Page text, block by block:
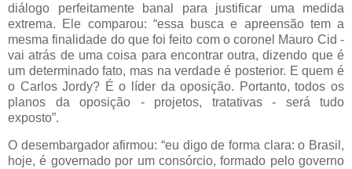
diálogo perfeitamente banal para justificar uma medida
extrema. Ele comparou: “essa busca e apreensão tem a
mesma finalidade do que foi feito com o coronel Mauro Cid -
vai atrás de uma coisa para encontrar outra, dizendo que é
um determinado fato, mas na verdade é posterior. E quem é
o Carlos Jordy? É o líder da oposição. Portanto, todos os
planos da oposição - projetos, tratativas - será tudo
exposto”.
O desembargador afirmou: “eu digo de forma clara: o Brasil,
hoje, é governado por um consórcio, formado pelo governo